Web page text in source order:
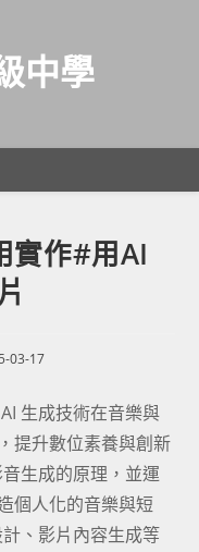
中學
實作#用AI
03-17
生成技術在音樂與
提升數位素養與創新
生成的原理，並運
個人化的音樂與短
、影片內容生成等